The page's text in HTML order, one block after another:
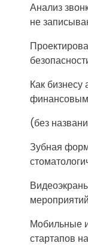
Анализ
не
Как
(без
Зубная
Мобильные
стартапов